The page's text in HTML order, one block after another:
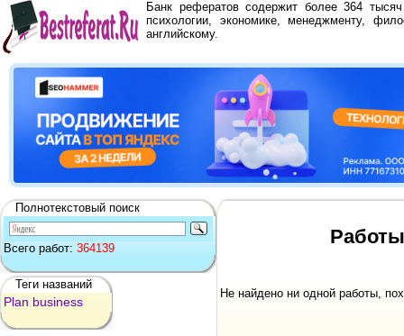
Банк рефератов содержит более 364
психологии, экономике, менеджменту,
английскому.
Полнотекстовый поиск
Всего работ: 364139
Теги названий
Plan business
Не найдено ни одной работы,